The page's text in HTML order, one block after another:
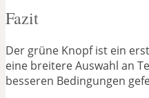
Fazit
Der grüne Knopf ist ein
eine breitere Auswahl an
besseren Bedingungen